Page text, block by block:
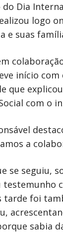
Dia
logo
e suas
início
que
com o
a
se seguiu,
testemunho
tarde foi
sabia